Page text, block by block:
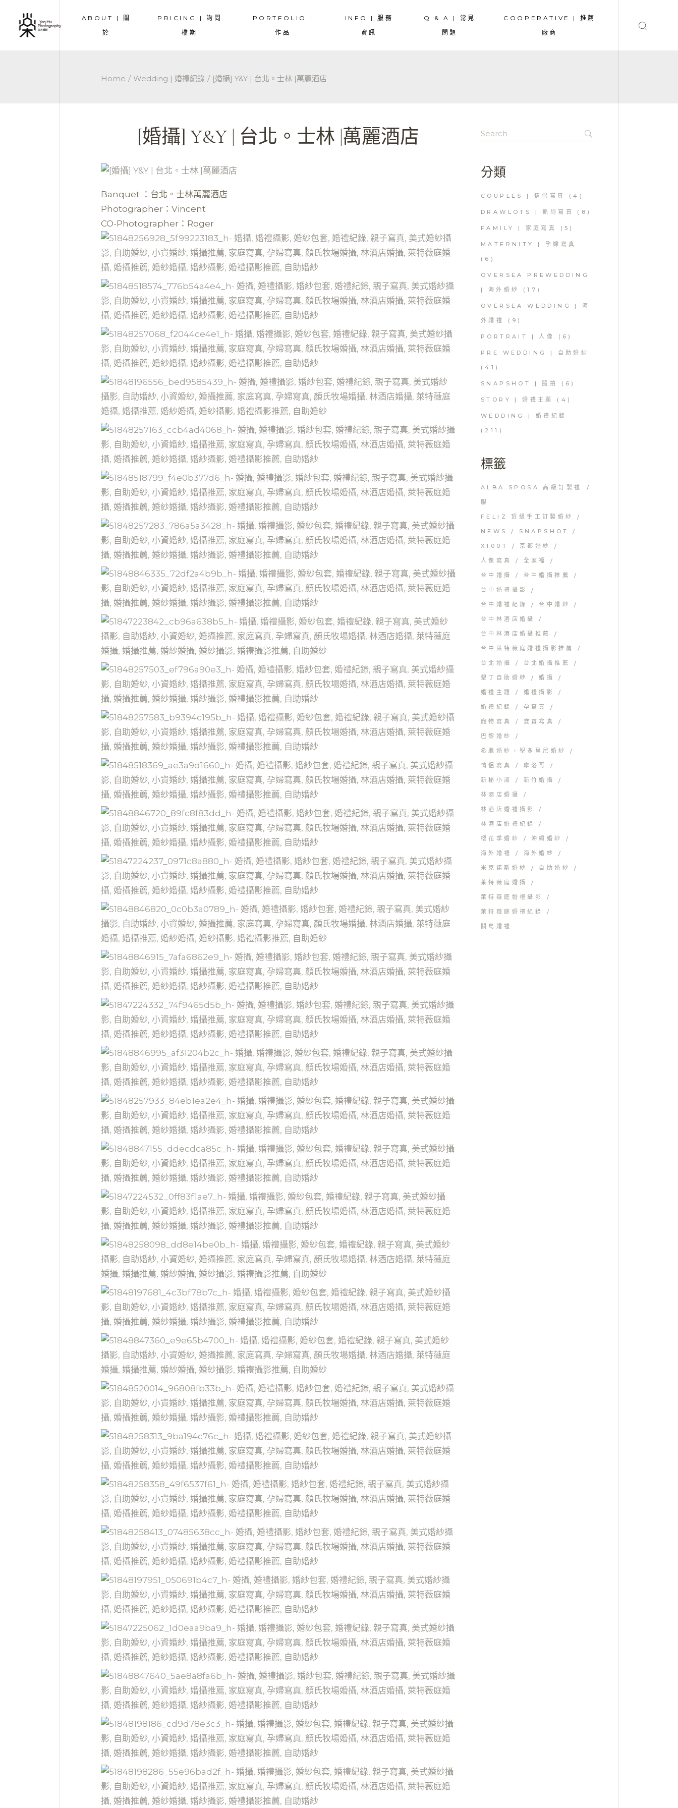
ABOUT | 關
於
PRICING | 詢問
檔期
WEDDING | 婚禮紀錄
MATERNITY | 孕婦寫真
PORTFOLIO |
作品
WEDDING | 婚禮紀錄
MATERNITY | 孕婦寫真
INFO | 服務
資訊
WEDDING | 婚禮
MATERNITY | 孕婦寫真
Q & A | 常見
問題
COOPERATIVE | 推薦
廠商
TEAM | 團隊成員 COUPLE | 情侶寫真
WEDDING | 婚禮紀錄
COUPLES | 情侶寫真
WEDDING | 婚禮紀錄
FAMILY | 家庭寫真
COUPLE | 情侶寫真
Home Wedding | 婚禮紀錄 [婚攝] Y&Y | 台北。士林 |萬麗酒店
[婚攝] Y&Y | 台北。士林 |萬麗酒店
Banquet ：台北。士林萬麗酒店
Photographer：Vincent
CO-Photographer：Roger
Search
for:
分類
COUPLES | 情侶寫真 (4)
DRAWLOTS | 抓周寫真 (8)
FAMILY | 家庭寫真 (5)
MATERNITY | 孕婦寫真
(6)
OVERSEA PREWEDDING
| 海外婚紗 (17)
OVERSEA WEDDING | 海
外婚禮 (9)
PORTRAIT | 人像 (6)
PRE WEDDING | 自助婚紗
(41)
SNAPSHOT | 隨拍 (6)
STORY | 婚禮主題 (4)
WEDDING | 婚禮紀錄
(211)
標籤
ALBA SPOSA 高級訂製禮
服
FELIZ 頂級手工訂製婚紗
NEWS SNAPSHOT
X100T 京都婚紗
人像寫真 全家福
台中婚攝 台中婚攝推薦
台中婚禮攝影
台中婚禮紀錄 台中婚紗
台中林酒店婚攝
台中林酒店婚攝推薦
台中萊特薇庭婚禮攝影推薦
台北婚攝 台北婚攝推薦
墾丁自助婚紗 婚攝
婚禮主題 婚禮攝影
婚禮紀錄 孕寫真
寵物寫真 寶寶寫真
巴黎婚紗
希臘婚紗，聖多里尼婚紗
情侶寫真 摩洛哥
新秘小淑 新竹婚攝
林酒店婚攝
林酒店婚禮攝影
林酒店婚禮紀錄
櫻花季婚紗 沖繩婚紗
海外婚禮 海外婚紗
米克諾斯婚紗 自助婚紗
萊特薇庭婚攝
萊特薇庭婚禮攝影
萊特薇庭婚禮紀錄
關島婚禮